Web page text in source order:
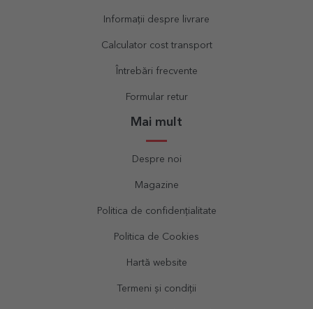
Informații despre livrare
Calculator cost transport
Întrebări frecvente
Formular retur
Mai mult
Despre noi
Magazine
Politica de confidențialitate
Politica de Cookies
Hartă website
Termeni și condiții